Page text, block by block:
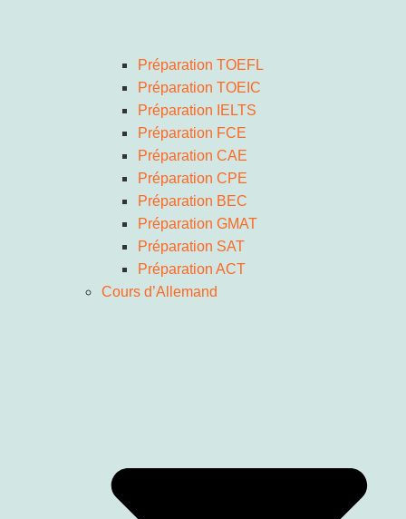
Préparation TOEFL
Préparation TOEIC
Préparation IELTS
Préparation FCE
Préparation CAE
Préparation CPE
Préparation BEC
Préparation GMAT
Préparation SAT
Préparation ACT
Cours d’Allemand